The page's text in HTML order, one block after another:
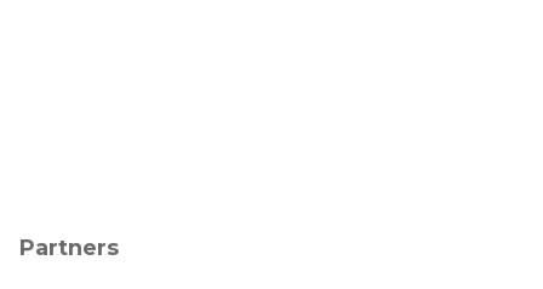
Partners